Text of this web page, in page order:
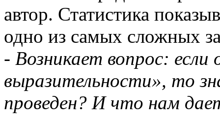
автор. Статистика
одно из самых сложных
- Возникает вопрос: если
выразительности», то
проведен? И что нам